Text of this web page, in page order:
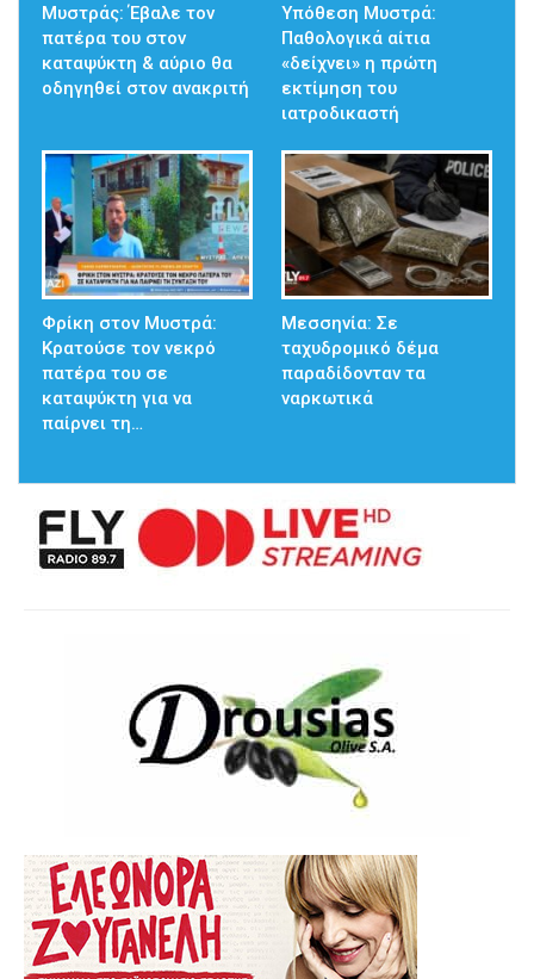
Μυστράς: Έβαλε τον
πατέρα του στον
καταψύκτη & αύριο θα
οδηγηθεί στον ανακριτή
Υπόθεση Μυστρά:
Παθολογικά αίτια
«δείχνει» η πρώτη
εκτίμηση του
ιατροδικαστή
Φρίκη στον Μυστρά:
Κρατούσε τον νεκρό
πατέρα του σε
καταψύκτη για να
παίρνει τη…
Μεσσηνία: Σε
ταχυδρομικό δέμα
παραδίδονταν τα
ναρκωτικά